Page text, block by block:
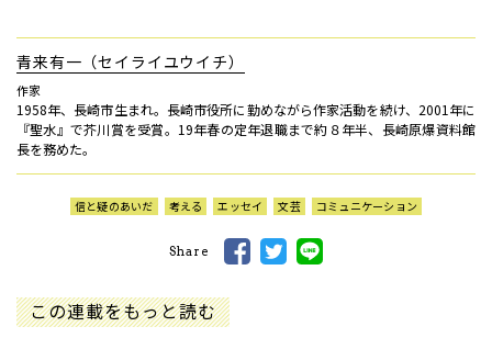
青来有一（セイライユウイチ）
作家
1958年、長崎市生まれ。長崎市役所に勤めながら作家活動を続け、2001年に
『聖水』で芥川賞を受賞。19年春の定年退職まで約８年半、長崎原爆資料館
長を務めた。
信と疑のあいだ 考える エッセイ 文芸 コミュニケーション
Share
この連載をもっと読む